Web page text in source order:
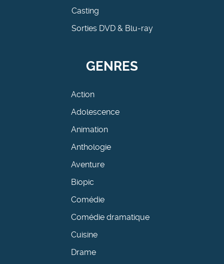
Casting
Sorties DVD & Blu-ray
GENRES
Action
Adolescence
Animation
Anthologie
Aventure
Biopic
Comédie
Comédie dramatique
Cuisine
Drame